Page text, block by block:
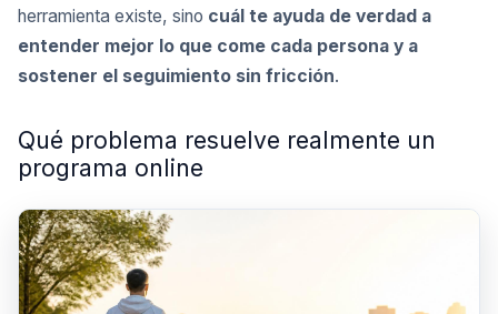
herramienta existe, sino cuál te ayuda de verdad a
entender mejor lo que come cada persona y a
sostener el seguimiento sin fricción.
Qué problema resuelve realmente un
programa online